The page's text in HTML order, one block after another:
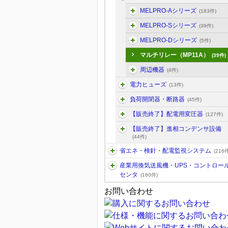
MELPRO-Aシリーズ (183件)
MELPRO-Sシリーズ (39件)
MELPRO-Dシリーズ (5件)
マルチリレー（MP11A） (39件)
周辺機器 (4件)
電力ヒューズ (13件)
負荷開閉器・断路器 (45件)
【販売終了】配電用変圧器 (127件)
【販売終了】進相コンデンサ設備
(44件)
省エネ・検針・配電監視システム (216
産業用換気送風機・UPS・コントロー
センタ
(160件)
お問い合わせ